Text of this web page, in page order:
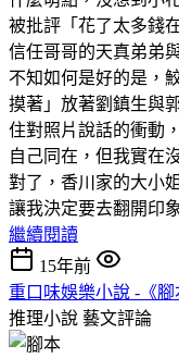
被批評「花了太多錢
信任哥哥的天真弟弟
不知如何是好的是，
摸著」放著劉鎮生與
住對照片說話的衝動
自己同在，但我實在
對了，香川家的大小
讓我決定要去翻開印
繼續閱讀
15年前
重口味娛樂小說 -《
推理小說 藝文評論